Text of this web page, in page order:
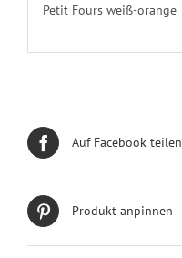
Petit Fours weiß-orange
Auf Facebook teilen
Produkt anpinnen